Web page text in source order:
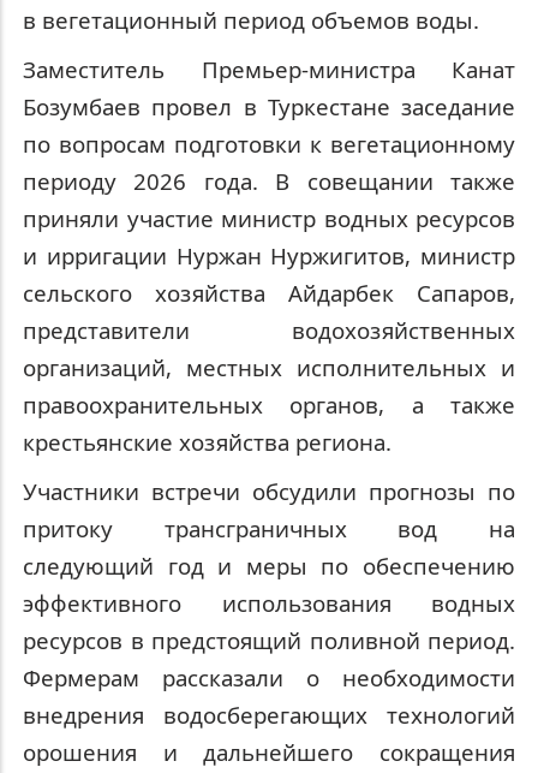
в вегетационный период объемов воды.
Заместитель Премьер-министра Канат
Бозумбаев провел в Туркестане заседание
по вопросам подготовки к вегетационному
периоду 2026 года. В совещании также
приняли участие министр водных ресурсов
и ирригации Нуржан Нуржигитов, министр
сельского хозяйства Айдарбек Сапаров,
представители водохозяйственных
организаций, местных исполнительных и
правоохранительных органов, а также
крестьянские хозяйства региона.
Участники встречи обсудили прогнозы по
притоку трансграничных вод на
следующий год и меры по обеспечению
эффективного использования водных
ресурсов в предстоящий поливной период.
Фермерам рассказали о необходимости
внедрения водосберегающих технологий
орошения и дальнейшего сокращения